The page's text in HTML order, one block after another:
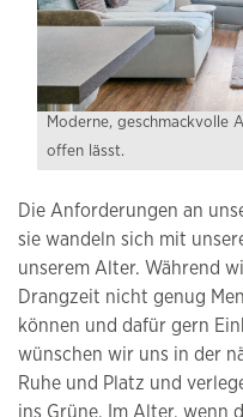
Moderne, geschmackvolle
offen lässt.
Die Anforderungen an
sie wandeln sich mit
unserem Alter. Während
Drangzeit nicht genug
können und dafür gern
wünschen wir uns in der
Ruhe und Platz und
ins Grüne. Im Alter, wenn